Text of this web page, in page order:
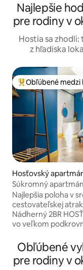
Najlepšie
pre rodiny v
Hostia sa
z hľadiska
Najobľúbenejšie
Obľúbené medzi
Hosťovský
Brooklyn
Súkromný
spálňami v lofte pri
Najlepšia poloha v
cestovateľskej
Nádherný 2BR
vo veľkom
súkromné.
kúpeľňa a druhý
exkluzívne
Obľúbené
pre rodiny v